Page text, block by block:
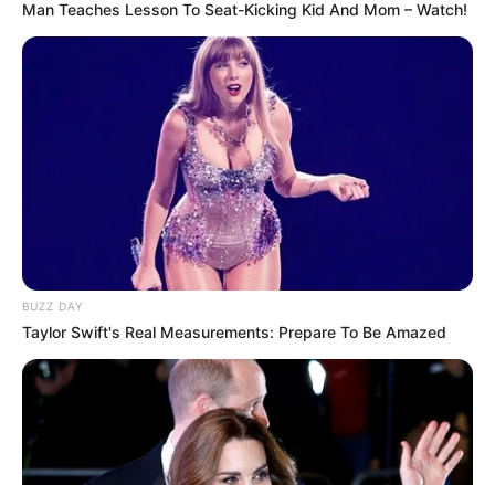
Man Teaches Lesson To Seat-Kicking Kid And Mom – Watch!
BUZZ DAY
Taylor Swift's Real Measurements: Prepare To Be Amazed